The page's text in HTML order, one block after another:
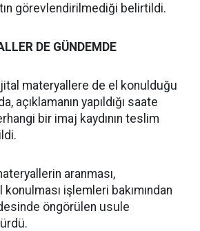
görevlendirilmediği belirtildi.
DE GÜNDEMDE
materyallere de el konulduğu
açıklamanın yapıldığı saate
bir imaj kaydının teslim
aranması,
konulması işlemleri bakımından
öngörülen usule